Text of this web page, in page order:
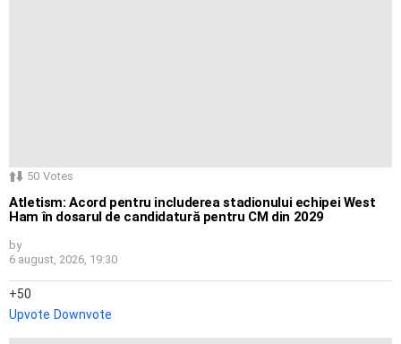
50 Votes
Atletism: Acord pentru includerea stadionului echipei West
Ham în dosarul de candidatură pentru CM din 2029
by
6 august, 2026, 19:30
50
Upvote Downvote